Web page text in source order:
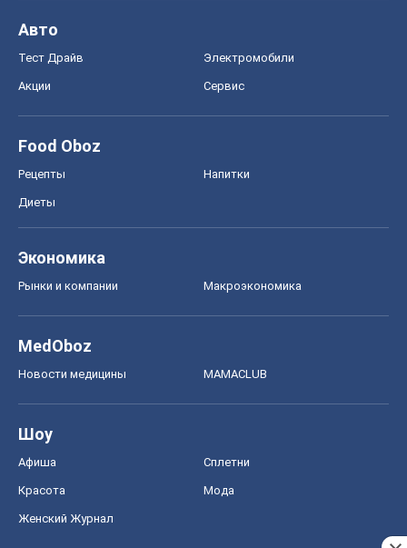
Авто
Тест Драйв Электромобили
Акции Сервис
Food Oboz
Рецепты Напитки
Диеты
Экономика
Рынки и компании Mакроэкономика
MedOboz
Новости медицины MAMACLUB
Шоу
Афиша Сплетни
Красота Мода
Женский Журнал